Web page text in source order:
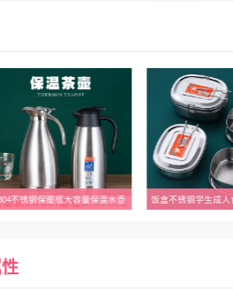
不锈钢保暖瓶大容量保温水壶 饭盒不锈钢学生成